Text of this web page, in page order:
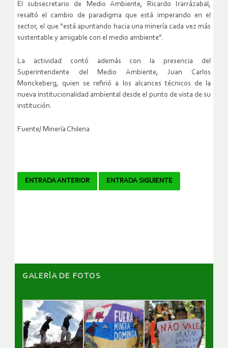
El subsecretario de Medio Ambiente, Ricardo Irarrázabal,
resaltó el cambio de paradigma que está imperando en el
sector, el que “está apuntando hacia una minería cada vez más
sustentable y amigable con el medio ambiente”.
La actividad contó además con la presencia del
Superintendente del Medio Ambiente, Juan Carlos
Monckeberg, quien se refirió a los alcances técnicos de la
nueva institucionalidad ambiental desde el punto de vista de su
institución.
Fuente/ Minería Chilena
Navegador
ENTRADA ANTERIOR ENTRADA SIGUIENTE
GALERÌA DE FOTOS